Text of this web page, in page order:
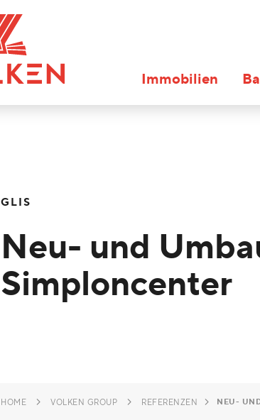
Immobilien
HOME VOLKEN GROUP REFERENZEN NEU-
GLIS
Neu- und
Simploncenter